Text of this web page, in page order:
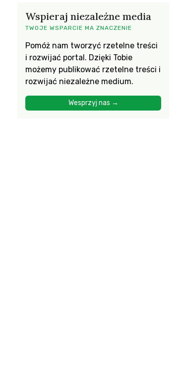
Wspieraj niezależne media
TWOJE WSPARCIE MA ZNACZENIE
Pomóż nam tworzyć rzetelne treści
i rozwijać portal. Dzięki Tobie
możemy publikować rzetelne treści i
rozwijać niezależne medium.
Wesprzyj nas →